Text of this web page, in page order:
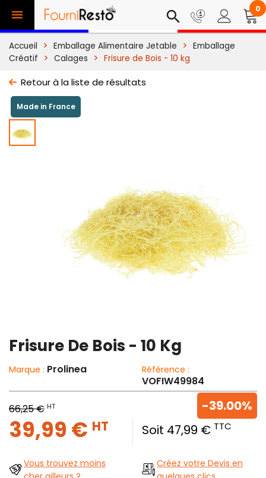
 search 0
Accueil Emballage Alimentaire Jetable
Emballage
Créatif
Calages Frisure de Bois - 10 kg
Retour à la liste de résultats
Made in France
Frisure De Bois - 10 Kg
Marque : Prolinea Référence :
VOFIW49984
66,25 € HT
39,99 € HT Soit 47,99 € TTC
-39.00%
Vous trouvez moins
Créez votre Devis en